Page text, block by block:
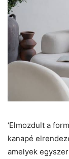
‘Elmozdult a
kanapé
amelyek